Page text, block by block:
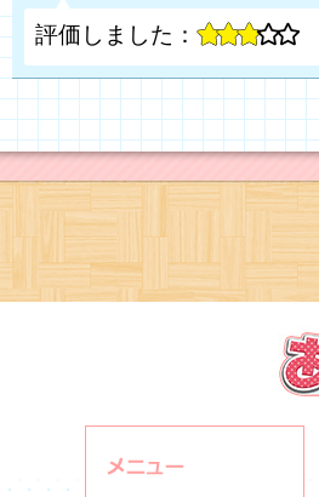
評価しました：